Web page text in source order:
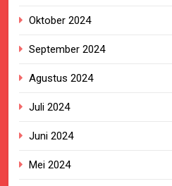
Oktober 2024
September 2024
Agustus 2024
Juli 2024
Juni 2024
Mei 2024